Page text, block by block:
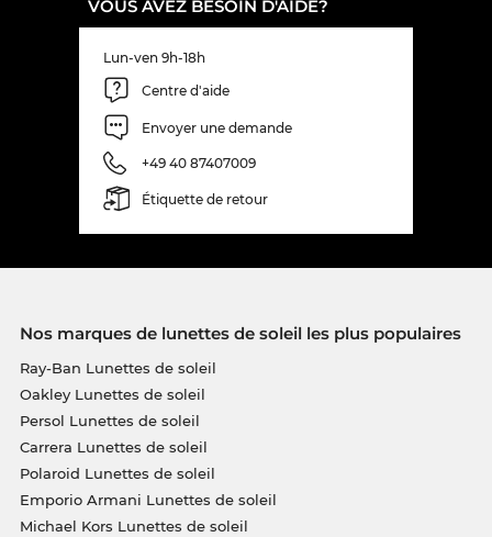
VOUS AVEZ BESOIN D'AIDE?
Lun-ven 9h-18h
Centre d'aide
Envoyer une demande
+49 40 87407009
Étiquette de retour
Nos marques de lunettes de soleil les plus populaires
Ray-Ban Lunettes de soleil
Oakley Lunettes de soleil
Persol Lunettes de soleil
Carrera Lunettes de soleil
Polaroid Lunettes de soleil
Emporio Armani Lunettes de soleil
Michael Kors Lunettes de soleil